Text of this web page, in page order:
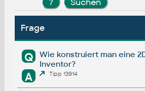
Frage
Q
Wie konstruiert man eine
Inventor?
A Tipp 13914